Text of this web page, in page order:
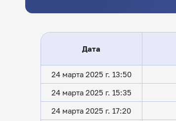
Дата
24 марта 2025 г. 13:50
24 марта 2025 г. 15:35
24 марта 2025 г. 17:20